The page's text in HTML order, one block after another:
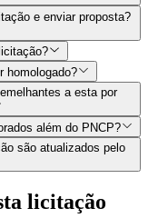
e enviar proposta?
homologado?
a esta por
além do PNCP?
são atualizados pelo
licitação